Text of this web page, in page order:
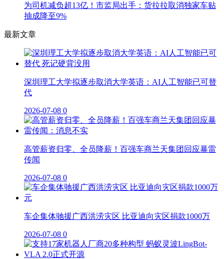
为司机减负超13亿！市监局出手：货拉拉取消独家车贴
抽成降至9%
最新文章
深圳理工大学拟逐步取消大学英语：AI人工智能已可替
代
2026-07-08 0
高管薪资归零、全员降薪！百强车商兰天集团回应暴雷
传闻
2026-07-08 0
车企集体驰援广西洪涝灾区 比亚迪向灾区捐款1000万
2026-07-08 0